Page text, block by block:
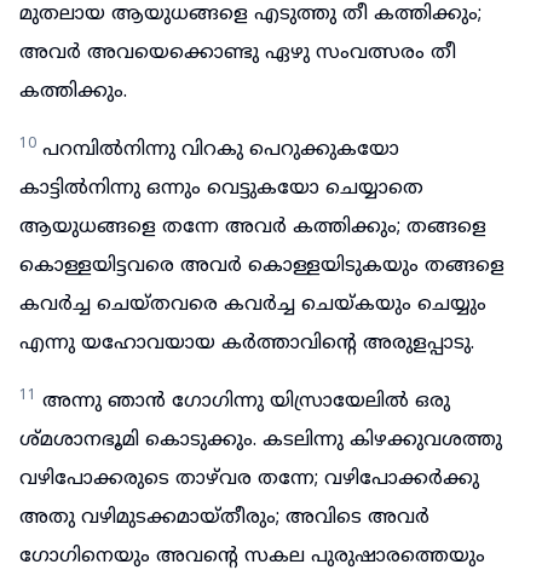
മുതലായ ആയുധങ്ങളെ എടുത്തു തീ കത്തിക്കും;
അവർ അവയെക്കൊണ്ടു ഏഴു സംവത്സരം തീ
കത്തിക്കും.
10 പറമ്പിൽനിന്നു വിറകു പെറുക്കുകയോ
കാട്ടിൽനിന്നു ഒന്നും വെട്ടുകയോ ചെയ്യാതെ
ആയുധങ്ങളെ തന്നേ അവർ കത്തിക്കും; തങ്ങളെ
കൊള്ളയിട്ടവരെ അവർ കൊള്ളയിടുകയും തങ്ങളെ
കവർച്ച ചെയ്തവരെ കവർച്ച ചെയ്കയും ചെയ്യും
എന്നു യഹോവയായ കർത്താവിന്റെ അരുളപ്പാടു.
11 അന്നു ഞാൻ ഗോഗിന്നു യിസ്രായേലിൽ ഒരു
ശ്മശാനഭൂമി കൊടുക്കും. കടലിന്നു കിഴക്കുവശത്തു
വഴിപോക്കരുടെ താഴ്‌വര തന്നേ; വഴിപോക്കർക്കു
അതു വഴിമുടക്കമായ്തീരും; അവിടെ അവർ
ഗോഗിനെയും അവന്റെ സകല പുരുഷാരത്തെയും